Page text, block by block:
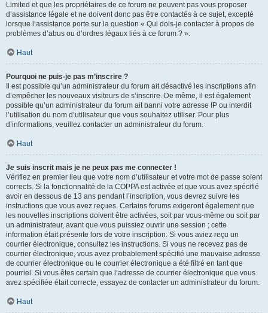
Limited et que les propriétaires de ce forum ne peuvent pas vous proposer
d’assistance légale et ne doivent donc pas être contactés à ce sujet, excepté
lorsque l’assistance porte sur la question « Qui dois-je contacter à propos de
problèmes d’abus ou d’ordres légaux liés à ce forum ? ».
Haut
Pourquoi ne puis-je pas m’inscrire ?
Il est possible qu’un administrateur du forum ait désactivé les inscriptions afin
d’empêcher les nouveaux visiteurs de s’inscrire. De même, il est également
possible qu’un administrateur du forum ait banni votre adresse IP ou interdit
l’utilisation du nom d’utilisateur que vous souhaitez utiliser. Pour plus
d’informations, veuillez contacter un administrateur du forum.
Haut
Je suis inscrit mais je ne peux pas me connecter !
Vérifiez en premier lieu que votre nom d’utilisateur et votre mot de passe soient
corrects. Si la fonctionnalité de la COPPA est activée et que vous avez spécifié
avoir en dessous de 13 ans pendant l’inscription, vous devrez suivre les
instructions que vous avez reçues. Certains forums exigeront également que
les nouvelles inscriptions doivent être activées, soit par vous-même ou soit par
un administrateur, avant que vous puissiez ouvrir une session ; cette
information était présente lors de votre inscription. Si vous aviez reçu un
courrier électronique, consultez les instructions. Si vous ne recevez pas de
courrier électronique, vous avez probablement spécifié une mauvaise adresse
de courrier électronique ou le courrier électronique a été filtré en tant que
pourriel. Si vous êtes certain que l’adresse de courrier électronique que vous
avez spécifiée était correcte, essayez de contacter un administrateur du forum.
Haut